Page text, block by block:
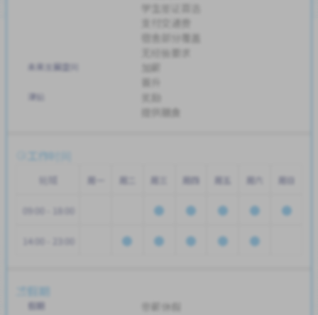
学生签证首选
支付交通费
宿舍部分覆盖
无经验要求
未来发展空间
加薪
津贴
提供膳食
工作时间
周一 周二 周三 周四 周五 周六 周日
14:00 - 23:00
假期
假期
带薪休假